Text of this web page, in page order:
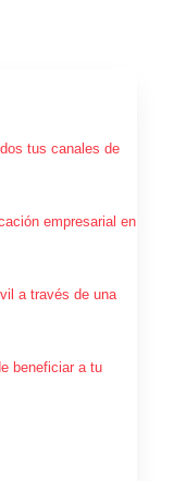
tus canales de
empresarial en
a través de una
beneficiar a tu